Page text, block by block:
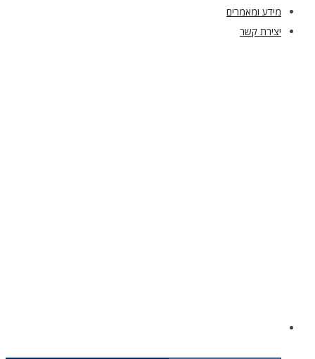
מידע ומאמרים
יצירת קשר